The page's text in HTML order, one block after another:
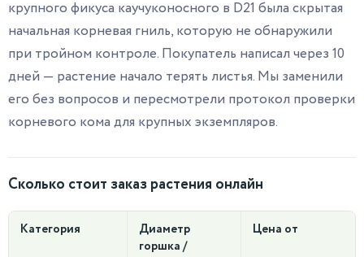
крупного фикуса каучуконосного в D21 была скрытая
начальная корневая гниль, которую не обнаружили
при тройном контроле. Покупатель написал через 10
дней — растение начало терять листья. Мы заменили
его без вопросов и пересмотрели протокол проверки
корневого кома для крупных экземпляров.
Сколько стоит заказ растения онлайн
Категория
Диаметр
горшка /
Цена от